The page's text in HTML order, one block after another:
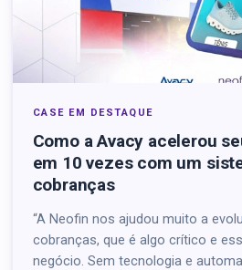
CASE EM DESTAQUE
Como a Avacy acelerou
em 10 vezes com um
cobranças
“A Neofin nos ajudou muito a
cobranças, que é algo crítico e
negócio. Sem tecnologia e